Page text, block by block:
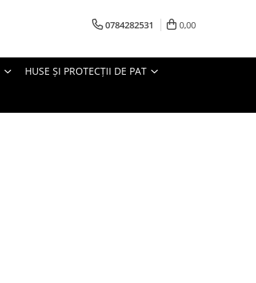
0784282531 0,00
HUSE ȘI PROTECȚII DE PAT